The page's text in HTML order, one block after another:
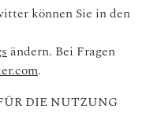
können Sie in den
ändern. Bei Fragen
.
DIE NUTZUNG